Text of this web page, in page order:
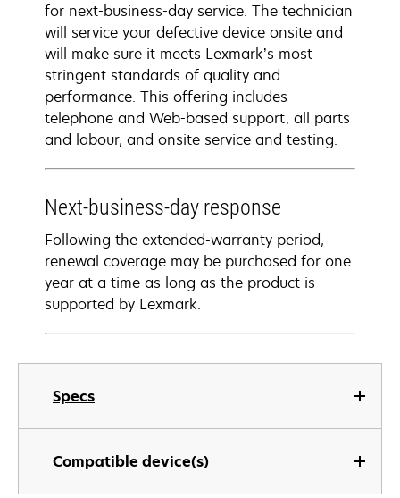
Specs
Compatible device(s)
for next-business-day service. The technician
will service your defective device onsite and
will make sure it meets Lexmark’s most
stringent standards of quality and
performance. This offering includes
telephone and Web-based support, all parts
and labour, and onsite service and testing.
Next-business-day response
Following the extended-warranty period,
renewal coverage may be purchased for one
year at a time as long as the product is
supported by Lexmark.